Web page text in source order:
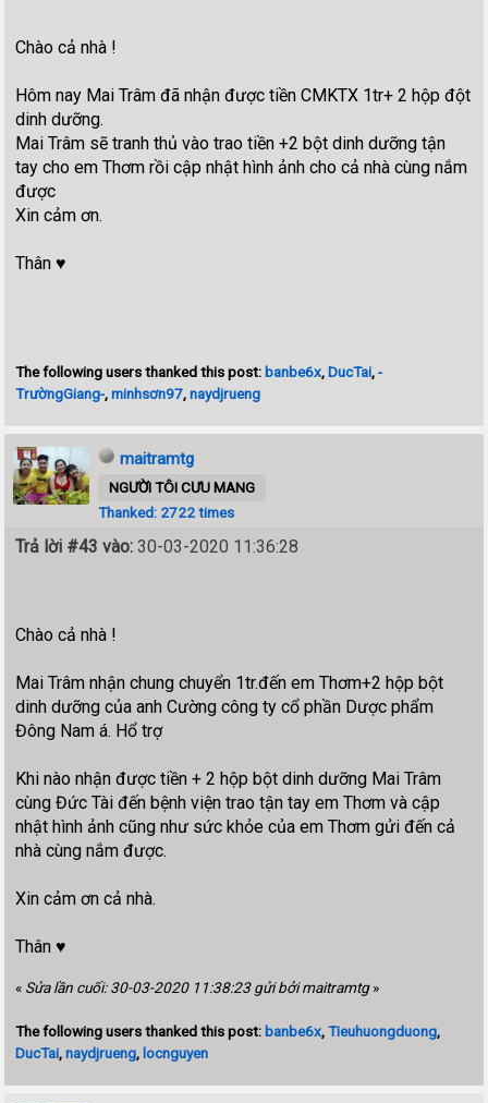
Chào cả nhà !
Hôm nay Mai Trâm đã nhận được tiền CMKTX 1tr+ 2 hộp đột
dinh dưỡng.
Mai Trâm sẽ tranh thủ vào trao tiền +2 bột dinh dưỡng tận
tay cho em Thơm rồi cập nhật hình ảnh cho cả nhà cùng nắm
được
Xin cảm ơn.
Thân ♥️
The following users thanked this post: banbe6x,DucTai,-
TrườngGiang-,minhsơn97,naydjrueng
maitramtg
NGƯỜI TÔI CƯU MANG
Thanked: 2722 times
Trả lời #43 vào: 30-03-2020 11:36:28
Chào cả nhà !
Mai Trâm nhận chung chuyển 1tr.đến em Thơm+2 hộp bột
dinh dưỡng của anh Cường công ty cổ phần Dược phẩm
Đông Nam á. Hổ trợ
Khi nào nhận được tiền + 2 hộp bột dinh dưỡng Mai Trâm
cùng Đức Tài đến bệnh viện trao tận tay em Thơm và cập
nhật hình ảnh cũng như sức khỏe của em Thơm gửi đến cả
nhà cùng nắm được.
Xin cảm ơn cả nhà.
Thân ♥️
« Sửa lần cuối: 30-03-2020 11:38:23 gửi bởi maitramtg»
The following users thanked this post: banbe6x,Tieuhuongduong,
DucTai,naydjrueng, locnguyen